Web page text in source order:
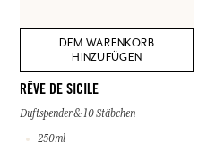
DEM WARENKORB
HINZUFÜGEN
RÊVE DE SICILE
Duftspender & 10 Stäbchen
250ml